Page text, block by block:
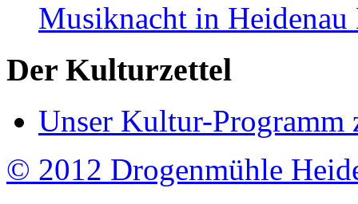
Musiknacht in
Der Kulturzettel
Unser Kultur-Programm
© 2012 Drogenmühle